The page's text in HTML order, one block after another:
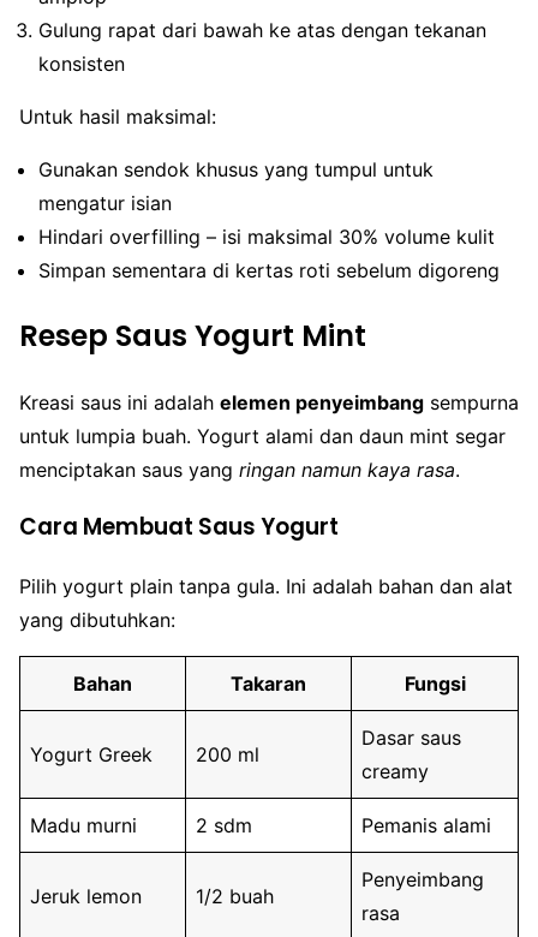
Gulung rapat dari bawah ke atas dengan tekanan
konsisten
Untuk hasil maksimal:
Gunakan sendok khusus yang tumpul untuk
mengatur isian
Hindari overfilling – isi maksimal 30% volume kulit
Simpan sementara di kertas roti sebelum digoreng
Resep Saus Yogurt Mint
Kreasi saus ini adalah elemen penyeimbang sempurna
untuk lumpia buah. Yogurt alami dan daun mint segar
menciptakan saus yang ringan namun kaya rasa.
Cara Membuat Saus Yogurt
Pilih yogurt plain tanpa gula. Ini adalah bahan dan alat
yang dibutuhkan:
Bahan Takaran Fungsi
Yogurt Greek 200 ml
Dasar saus
creamy
Madu murni 2 sdm Pemanis alami
Jeruk lemon 1/2 buah
Penyeimbang
rasa